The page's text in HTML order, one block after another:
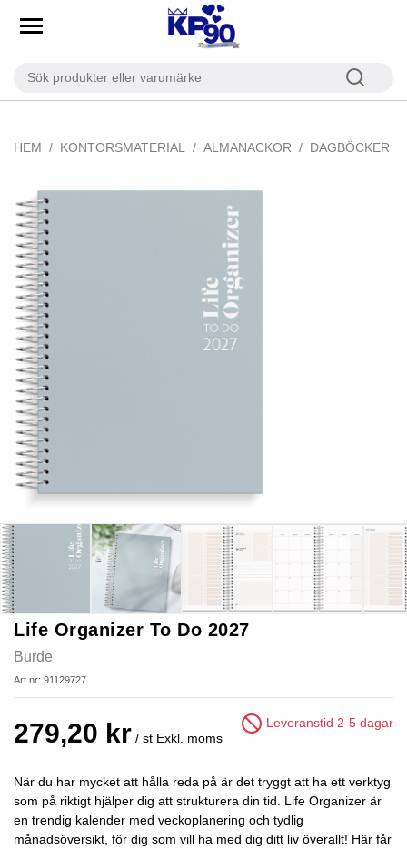
HEM KONTORSMATERIAL ALMANACKOR DAGBÖCKER
Life Organizer To Do 2027
Burde
Art.nr: 91129727
279,20 kr / st Exkl. moms
Leveranstid 2-5 dagar
När du har mycket att hålla reda på är det tryggt att ha ett verktyg
som på riktigt hjälper dig att strukturera din tid. Life Organizer är
en trendig kalender med veckoplanering och tydlig
månadsöversikt, för dig som vill ha med dig ditt liv överallt! Här får